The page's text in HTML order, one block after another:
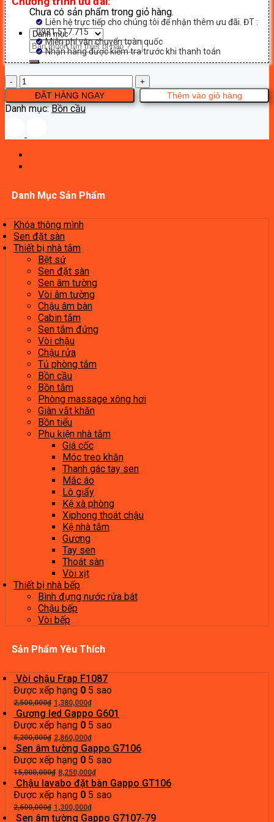
Chưa có sản phẩm trong giỏ hàng.
Tìm
kiếm:
Liên hệ trực tiếp cho chúng tôi để nhận thêm ưu đãi. ĐT :
0931.517.715
Miễn phí vận chuyển toàn quốc
Nhận hàng được kiểm tra trước khi thanh toán
Bệt
Gappo
GM1001
số
Thêm vào giỏ hàng
ĐẶT HÀNG NGAY
Danh mục:Bồn cầu
Danh Mục Sản Phẩm
Khóa thông mình
Sen đặt sàn
Thiết bị nhà tắm
Bệt sứ
Sen đặt sàn
Sen âm tường
Vòi âm tường
Chậu âm bàn
Cabin tắm
Sen tắm đứng
Vòi chậu
Chậu rửa
Tủ phòng tắm
Bồn cầu
Bồn tắm
Phòng massage xông hơi
Giàn vắt khăn
Bồn tiểu
Phụ kiện nhà tắm
Giá cốc
Móc treo khăn
Thanh gác tay sen
Mắc áo
Lô giấy
Kệ xà phòng
Xiphong thoát chậu
Kệ nhà tắm
Gương
Tay sen
Thoát sàn
Vòi xịt
Thiết bị nhà bếp
Bình đựng nước rửa bát
Chậu bếp
Vòi bếp
Sản Phẩm Yêu Thích
Vòi chậu Frap F1087
Được xếp hạng 0 5 sao
2,500,000₫ Giá
gốc
là:
2,500,000₫.
1,380,000₫Giá
hiện
tại
là:
1,380,000₫.
Gương led Gappo G601
Được xếp hạng 0 5 sao
5,200,000₫ Giá
gốc
là:
5,200,000₫.
2,860,000₫Giá
hiện
tại
là:
2,860,000₫.
Sen âm tường Gappo G7106
Được xếp hạng 0 5 sao
15,000,000₫ Giá
gốc
là:
15,000,000₫.
8,250,000₫Giá
hiện
tại
8,250,000₫.
Chậu lavabo đặt bàn Gappo GT106
Được xếp hạng 0 5 sao
2,600,000₫ Giá
gốc
1,300,000₫Giá
hiện
Sen âm tường Gappo G7107-79